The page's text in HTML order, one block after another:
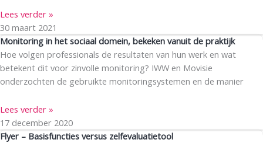
Lees verder »
30 maart 2021
Monitoring in het sociaal domein, bekeken vanuit de praktijk
Hoe volgen professionals de resultaten van hun werk en wat
betekent dit voor zinvolle monitoring? IWW en Movisie
onderzochten de gebruikte monitoringsystemen en de manier
Lees verder »
17 december 2020
Flyer – Basisfuncties versus zelfevaluatietool